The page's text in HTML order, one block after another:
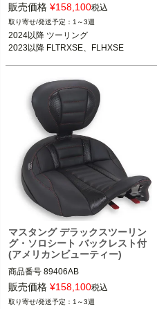
3OT：0801-2331
販売価格 ¥158,100税込
1～3週
2024以降 ツーリング
2023以降 FLTRXSE、FLHXSE
マスタング デラックスツーリン
グ・ソロシート バックレスト付
(アメリカンビューティー)
商品番号 89406AB
3OT：0801-2327
販売価格 ¥158,100税込
1～3週